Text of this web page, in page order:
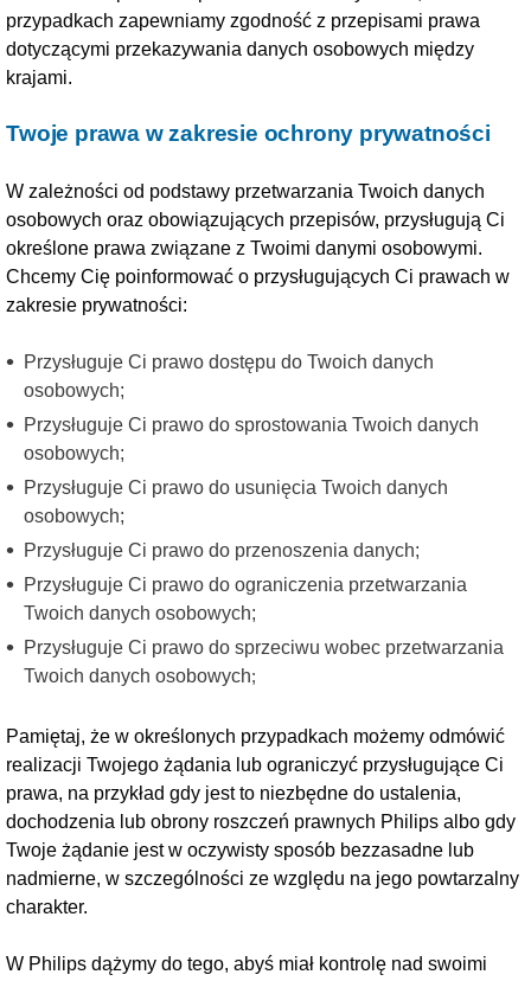
przypadkach zapewniamy zgodność z przepisami prawa
dotyczącymi przekazywania danych osobowych między
krajami.
Twoje prawa w zakresie ochrony prywatności
W zależności od podstawy przetwarzania Twoich danych
osobowych oraz obowiązujących przepisów, przysługują Ci
określone prawa związane z Twoimi danymi osobowymi.
Chcemy Cię poinformować o przysługujących Ci prawach w
zakresie prywatności:
Przysługuje Ci prawo dostępu do Twoich danych
osobowych;
Przysługuje Ci prawo do sprostowania Twoich danych
osobowych;
Przysługuje Ci prawo do usunięcia Twoich danych
osobowych;
Przysługuje Ci prawo do przenoszenia danych;
Przysługuje Ci prawo do ograniczenia przetwarzania
Twoich danych osobowych;
Przysługuje Ci prawo do sprzeciwu wobec przetwarzania
Twoich danych osobowych;
Pamiętaj, że w określonych przypadkach możemy odmówić
realizacji Twojego żądania lub ograniczyć przysługujące Ci
prawa, na przykład gdy jest to niezbędne do ustalenia,
dochodzenia lub obrony roszczeń prawnych Philips albo gdy
Twoje żądanie jest w oczywisty sposób bezzasadne lub
nadmierne, w szczególności ze względu na jego powtarzalny
charakter.
W Philips dążymy do tego, abyś miał kontrolę nad swoimi